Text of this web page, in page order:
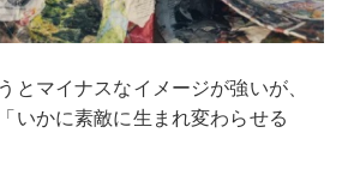
とマイナスなイメージが強いが、
いかに素敵に生まれ変わらせる